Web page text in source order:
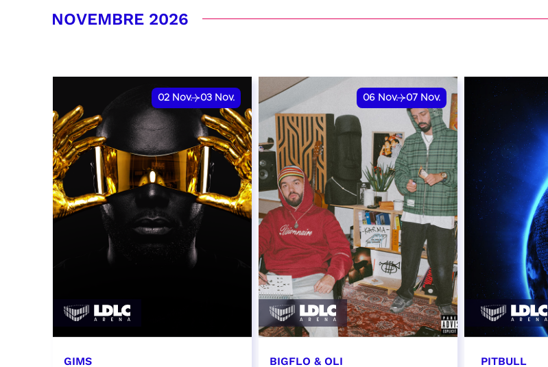
NOVEMBRE 2026
02 Nov. 03 Nov.
GIMS
06 Nov. 07 Nov.
BIGFLO & OLI PITBULL